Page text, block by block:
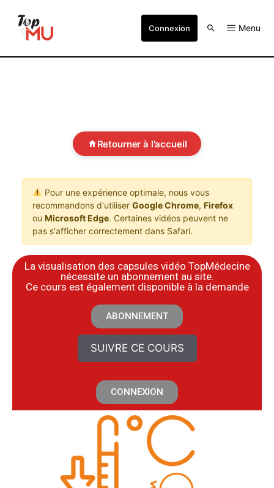
Connexion Menu
Retourner à l'accueil
Pour une expérience optimale, nous vous
recommandons d'utiliser Google Chrome, Firefox
ou Microsoft Edge. Certaines vidéos peuvent ne
pas s'afficher correctement dans Safari.
La visualisation des capsules vidéo TopMédecine
nécessite un abonnement au site.
​Ce cours est également disponible à la demande
ABONNEMENT
SUIVRE CE COURS
CONNEXION